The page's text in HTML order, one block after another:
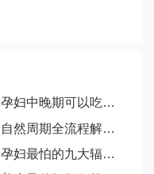
孕妇中晚期可以吃香椿芽，有涩血止痢、杀虫治癣等好处
自然周期全流程解析，全流程一览！
孕妇最怕的九大辐射源，手机、电脑、电视排行前列